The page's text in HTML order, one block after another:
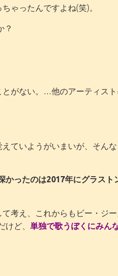
ゃったんですよね(笑)。
？
がない。…他のアーティスト
いようがいまいが、そん
かったのは2017年にグラス
え、これからもビー・ジ
ど、 単独で歌うぼくにみん